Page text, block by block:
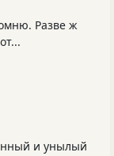
Разве ж
и унылый